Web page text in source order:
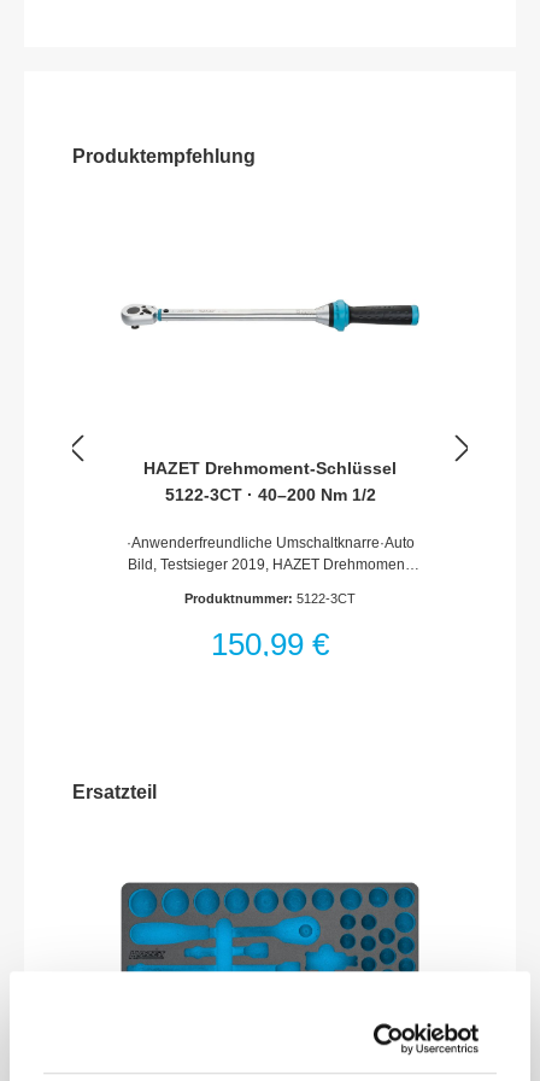
Produktempfehlung
HAZET Drehmoment-Schlüssel
5122-3CT · 40–200 Nm 1/2
·Anwenderfreundliche Umschaltknarre·Auto
Bild, Testsieger 2019, HAZET Drehmoment-
Klassik, Testsieger 2020, HAZET
Drehmoment-Schlüssel 5122-3 CT, Heft 6,
Juni 2020·Genauigkeit ± 3% vom Skalenwert
Werkstatteinsatz·Breites Einsatzspektrum für
Dichtring zum Schutz vor
Fremdkörpern·Knarren Reparatur-Satz zur
kundenorientierten Selbstmontage ermöglicht
jahrzehntelangen Einsatz·Griff mit mehr Grip
für leichtere Kraftübertragung·Einstellhilfe
Bedienerführung gewährleistet sicheres und
schnelles Einstellen des gewünschten
Produktnummer: 5122-3CT
150,99 €
Ersatzteil